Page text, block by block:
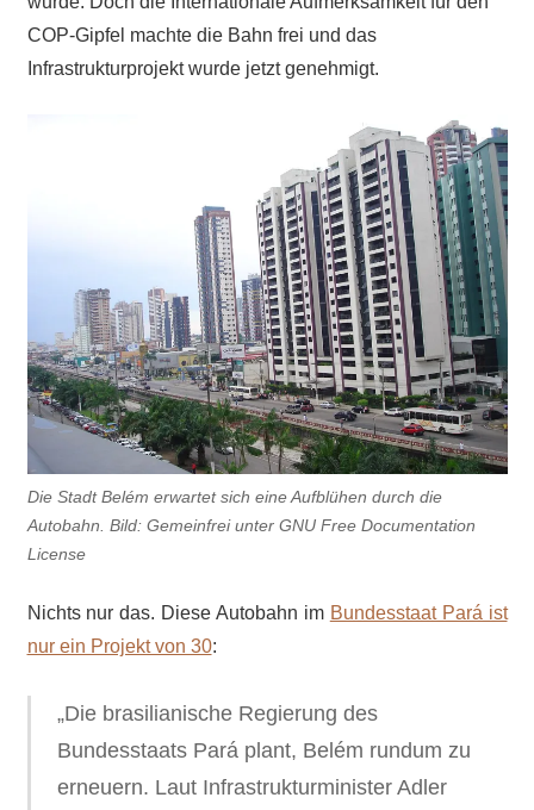
COP-Gipfel machte die Bahn frei und das
Infrastrukturprojekt wurde jetzt genehmigt.
Die Stadt Belém erwartet sich eine Aufblühen durch die
Autobahn. Bild: Gemeinfrei unter GNU Free Documentation
License
Nichts nur das. Diese Autobahn im Bundesstaat Pará ist
nur ein Projekt von 30:
„Die brasilianische Regierung des
Bundesstaats Pará plant, Belém rundum zu
erneuern. Laut Infrastrukturminister Adler